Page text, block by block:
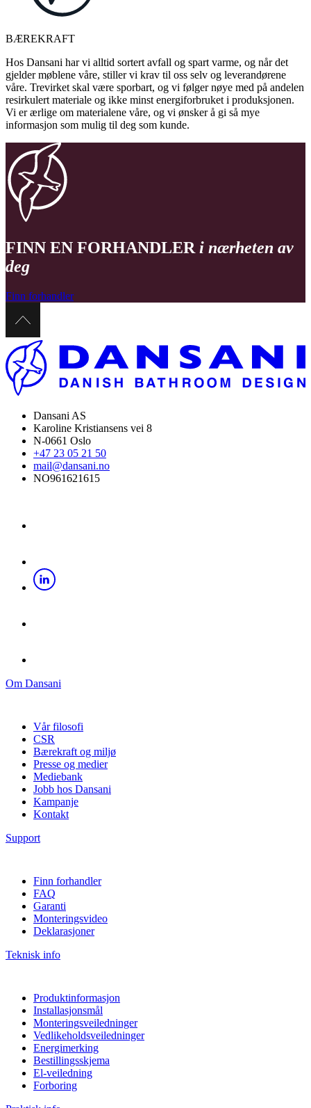
BÆREKRAFT
Hos Dansani har vi alltid sortert avfall og spart varme, og når det
gjelder møblene våre, stiller vi krav til oss selv og leverandørene
våre. Trevirket skal være sporbart, og vi følger nøye med på andelen
resirkulert materiale og ikke minst energiforbruket i produksjonen.
Vi er ærlige om materialene våre, og vi ønsker å gi så mye
informasjon som mulig til deg som kunde.
FINN EN FORHANDLER i nærheten av
deg
Finn forhandler
Dansani AS
Karoline Kristiansens vei 8
N-0661 Oslo
+47 23 05 21 50
mail@dansani.no
NO961621615
Om Dansani
Vår filosofi
CSR
Bærekraft og miljø
Presse og medier
Mediebank
Jobb hos Dansani
Kampanje
Kontakt
Support
Finn forhandler
FAQ
Garanti
Monteringsvideo
Deklarasjoner
Teknisk info
Produktinformasjon
Installasjonsmål
Monteringsveiledninger
Vedlikeholdsveiledninger
Energimerking
Bestillingsskjema
El-veiledning
Forboring